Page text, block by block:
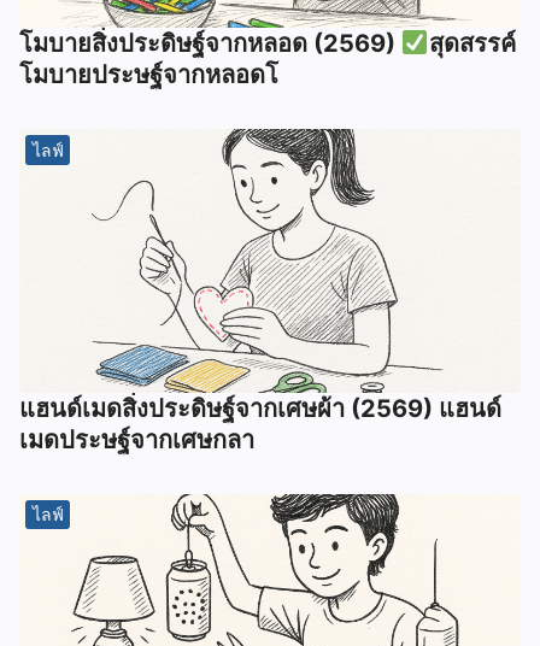
โมบายสิ่งประดิษฐ์จากหลอด (2569)
สุดสรรค์
โมบายประษฐ์จากหลอดโ
ไลฟ์
แฮนด์เมดสิ่งประดิษฐ์จากเศษผ้า (2569) แฮนด์
เมดประษฐ์จากเศษกลา
ไลฟ์